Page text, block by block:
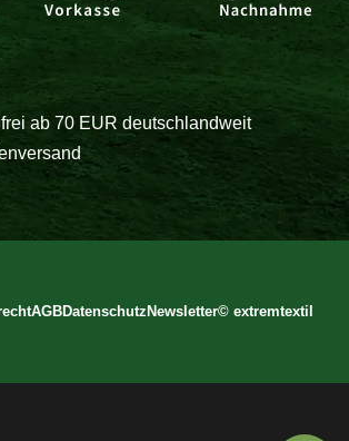
ab 70 EUR deutschlandweit
AGBDatenschutz Newsletter© extremtextil